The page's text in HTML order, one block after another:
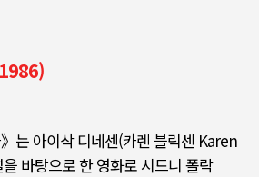
》 는 아이삭 디네센(카렌 블릭센 Karen
바탕으로 한 영화로 시드니 폴락